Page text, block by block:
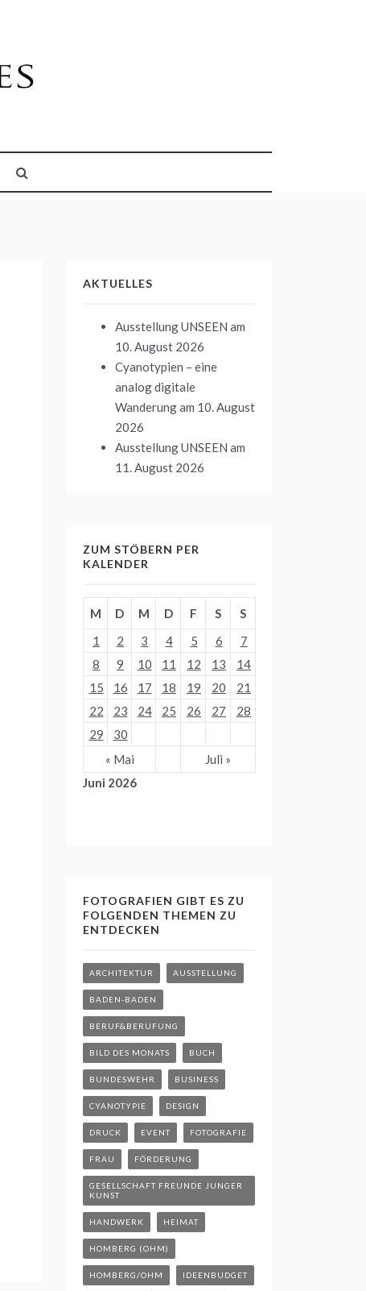
AKTUELLES
Ausstellung UNSEEN am
10. August 2026
Cyanotypien – eine
analog digitale
Wanderungam 10. August
2026
Ausstellung UNSEEN am
11. August 2026
ZUM STÖBERN PER
KALENDER
Juni 2026
M D M D F S
S
1
2 3 4 5 6
7
8
9 10 11 12 13
14
15
16 17 18 19 20
21
22
23 24 25 26 27
28
29
30
« Mai
Juli »
FOTOGRAFIEN GIBT ES ZU
FOLGENDEN THEMEN ZU
ENTDECKEN
ARCHITEKTUR AUSSTELLUNG
BADEN-BADEN
BERUF&BERUFUNG
BILD DES MONATS BUCH
BUNDESWEHR BUSINESS
CYANOTYPIE DESIGN
DRUCK EVENT FOTOGRAFIE
FRAU FÖRDERUNG
GESELLSCHAFT FREUNDE JUNGER
KUNST
HANDWERK HEIMAT
HOMBERG (OHM)
HOMBERG/OHM IDEENBUDGET